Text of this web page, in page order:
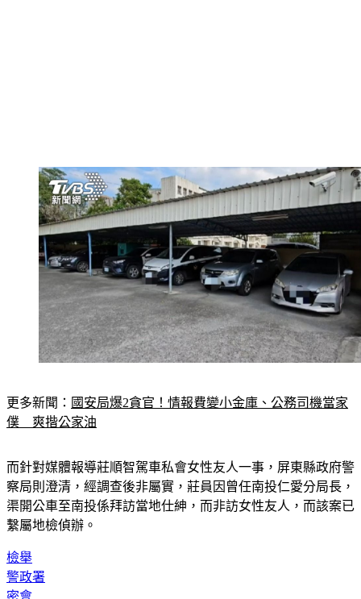
更多新聞： 國安局爆2貪官！情報費變小金庫、公務司機當家
僕　爽揩公家油
而針對媒體報導莊順智駕車私會女性友人一事，屏東縣政府警
察局則澄清，經調查後非屬實，莊員因曾任南投仁愛分局長，
渠開公車至南投係拜訪當地仕紳，而非訪女性友人，而該案已
繫屬地檢偵辦。
檢舉
警政署
密會